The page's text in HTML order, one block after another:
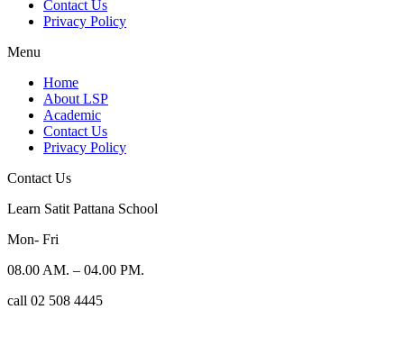
Contact Us
Privacy Policy
Menu
Home
About LSP
Academic
Contact Us
Privacy Policy
Contact Us
Learn Satit Pattana School
Mon- Fri
08.00 AM. – 04.00 PM.
call 02 508 4445